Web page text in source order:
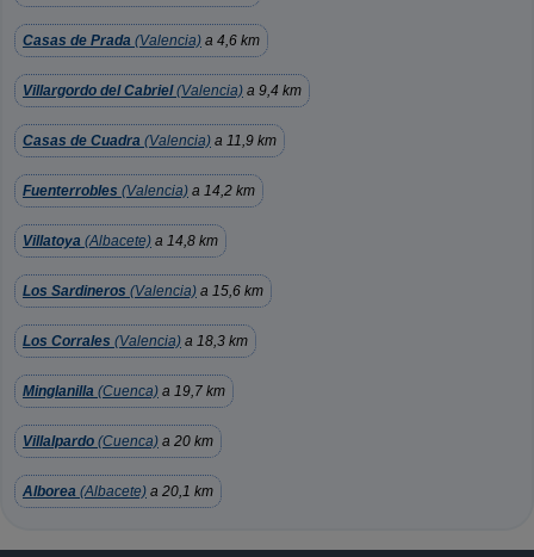
Casas de Prada (Valencia) a 4,6 km
Villargordo del Cabriel(Valencia) a 9,4 km
Casas de Cuadra (Valencia) a 11,9 km
Fuenterrobles (Valencia) a 14,2 km
Villatoya (Albacete) a 14,8 km
Los Sardineros (Valencia) a 15,6 km
Los Corrales (Valencia) a 18,3 km
Minglanilla (Cuenca) a 19,7 km
Villalpardo (Cuenca) a 20 km
Alborea (Albacete) a 20,1 km